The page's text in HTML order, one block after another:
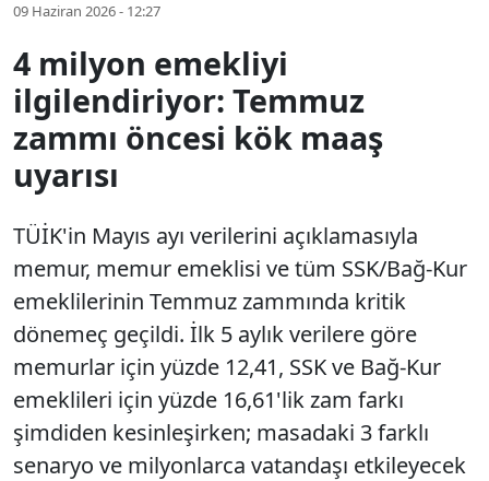
09 Haziran 2026 - 12:27
4 milyon emekliyi
ilgilendiriyor: Temmuz
zammı öncesi kök maaş
uyarısı
TÜİK'in Mayıs ayı verilerini açıklamasıyla
memur, memur emeklisi ve tüm SSK/Bağ-Kur
emeklilerinin Temmuz zammında kritik
dönemeç geçildi. İlk 5 aylık verilere göre
memurlar için yüzde 12,41, SSK ve Bağ-Kur
emeklileri için yüzde 16,61'lik zam farkı
şimdiden kesinleşirken; masadaki 3 farklı
senaryo ve milyonlarca vatandaşı etkileyecek